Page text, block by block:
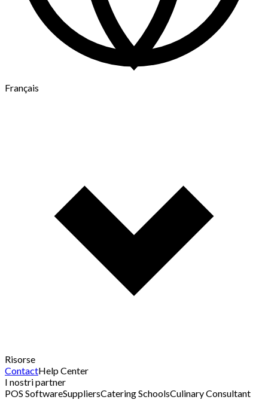
Français
Risorse
ContactHelp Center
I nostri partner
POS SoftwareSuppliersCatering SchoolsCulinary Consultant